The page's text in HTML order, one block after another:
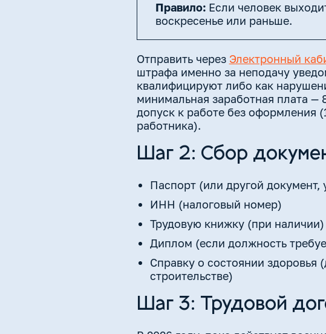
Правило: Если человек
воскресенье или раньше.
Отправить через Электронный
штрафа именно за неподачу
квалифицируют либо как
минимальная заработная плата —
допуск к работе без оформления
работника).
Шаг 2: Сбор
Паспорт (или другой
ИНН (налоговый номер)
Трудовую книжку (при
Диплом (если должность
Справку о состоянии
строительстве)
Шаг 3: Трудовой